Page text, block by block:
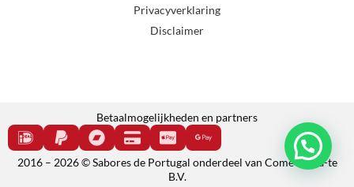
Privacyverklaring
Disclaimer
Betaalmogelijkheden en partners
2016 – 2026 © Sabores de Portugal onderdeel van Come e cala-te
B.V.